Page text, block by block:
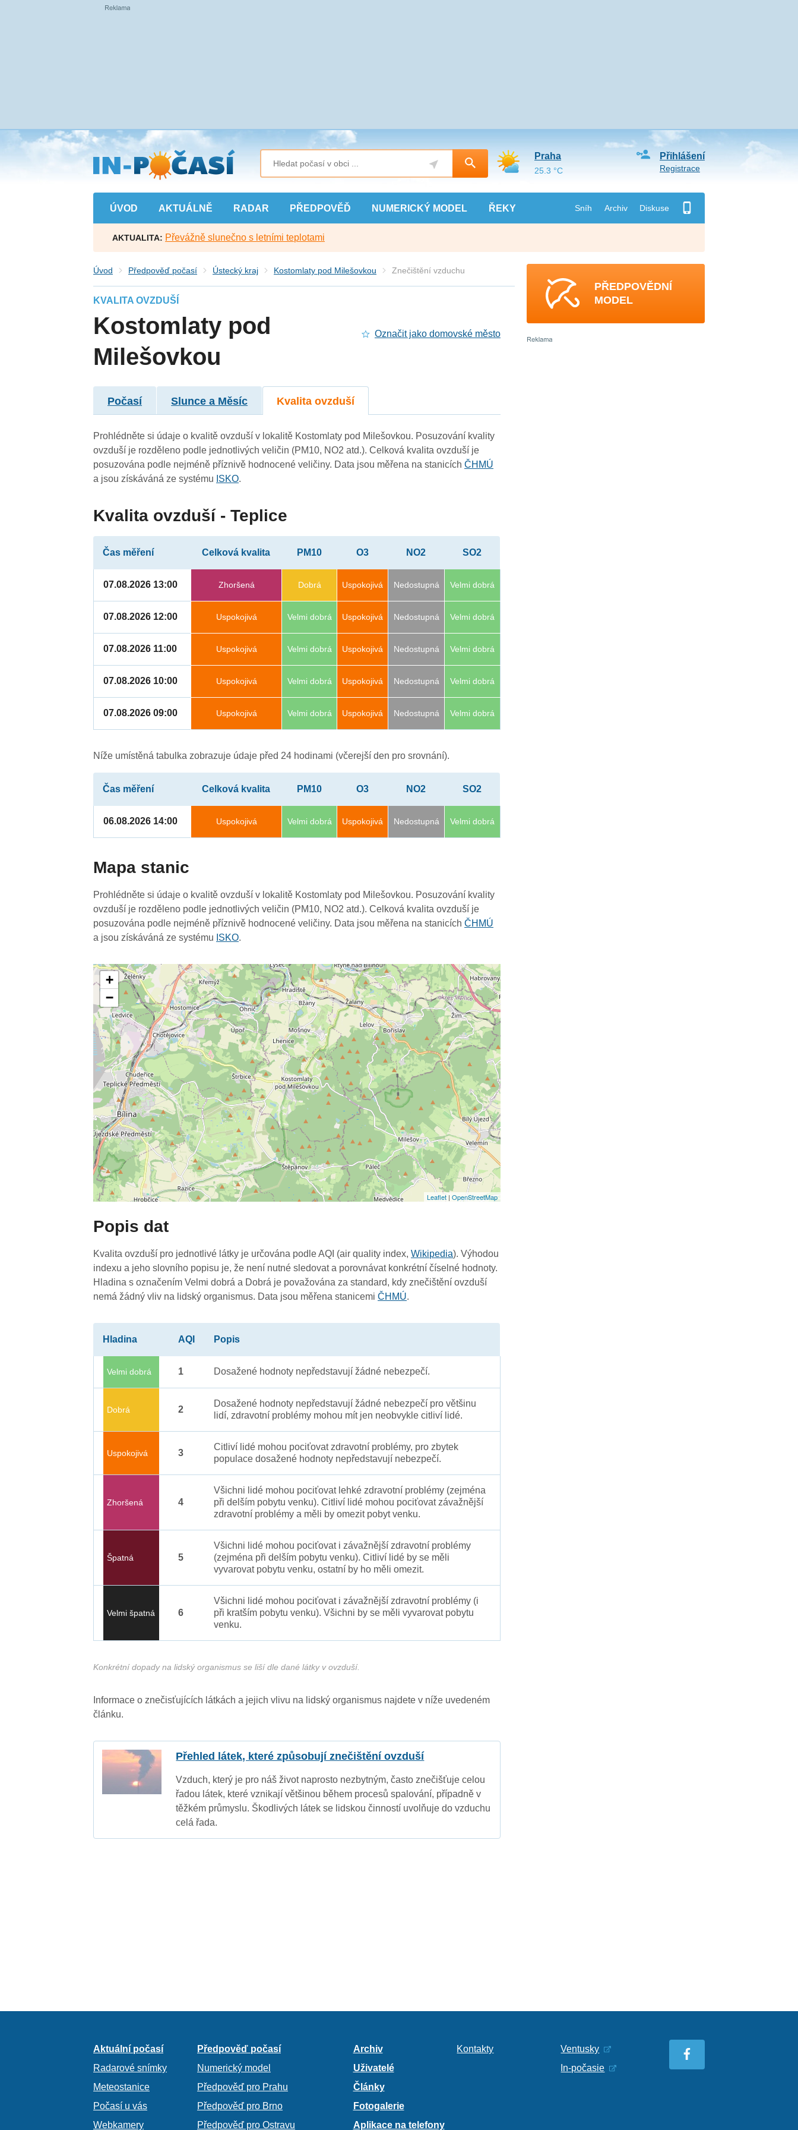
Přejít
na
hlavní
obsah
ÚVOD AKTUÁLNĚ RADAR PŘEDPOVĚĎ NUMERICKÝ MODEL ŘEKY Sníh Archiv Diskuse
Přihlášení
Registrace
Praha
25.3 °C
AKTUALITA: Převážně slunečno s letními teplotami
Úvod Předpověď počasí Ústecký kraj Kostomlaty pod Milešovkou Znečištění vzduchu
KVALITA OVZDUŠÍ
Kostomlaty pod
Milešovkou
Označit jako domovské město
Počasí Slunce a Měsíc Kvalita ovzduší
Prohlédněte si údaje o kvalitě ovzduší v lokalitě Kostomlaty pod Milešovkou. Posuzování kvality
ovzduší je rozděleno podle jednotlivých veličin (PM10, NO2 atd.). Celková kvalita ovzduší je
posuzována podle nejméně příznivě hodnocené veličiny. Data jsou měřena na stanicíchČHMÚ
a jsou získáváná ze systému ISKO.
Kvalita ovzduší - Teplice
Čas měření Celková kvalita PM10 O3 NO2 SO2
07.08.2026 13:00 Zhoršená Dobrá Uspokojivá Nedostupná Velmi dobrá
07.08.2026 12:00 Uspokojivá Velmi dobrá Uspokojivá Nedostupná Velmi dobrá
07.08.2026 11:00 Uspokojivá Velmi dobrá Uspokojivá Nedostupná Velmi dobrá
07.08.2026 10:00 Uspokojivá Velmi dobrá Uspokojivá Nedostupná Velmi dobrá
07.08.2026 09:00 Uspokojivá Velmi dobrá Uspokojivá Nedostupná Velmi dobrá
Níže umístěná tabulka zobrazuje údaje před 24 hodinami (včerejší den pro srovnání).
Čas měření Celková kvalita PM10 O3 NO2 SO2
06.08.2026 14:00 Uspokojivá Velmi dobrá Uspokojivá Nedostupná Velmi dobrá
Mapa stanic
Prohlédněte si údaje o kvalitě ovzduší v lokalitě Kostomlaty pod Milešovkou. Posuzování kvality
ovzduší je rozděleno podle jednotlivých veličin (PM10, NO2 atd.). Celková kvalita ovzduší je
posuzována podle nejméně příznivě hodnocené veličiny. Data jsou měřena na stanicíchČHMÚ
a jsou získáváná ze systému ISKO.
+
−
Leaflet| OpenStreetMap
Popis dat
Kvalita ovzduší pro jednotlivé látky je určována podle AQI (air quality index,Wikipedia). Výhodou
indexu a jeho slovního popisu je, že není nutné sledovat a porovnávat konkrétní číselné hodnoty.
Hladina s označením Velmi dobrá a Dobrá je považována za standard, kdy znečištění ovzduší
nemá žádný vliv na lidský organismus. Data jsou měřena stanicemiČHMÚ.
Hladina AQI Popis
Velmi dobrá 1 Dosažené hodnoty nepředstavují žádné nebezpečí.
Dobrá 2
Dosažené hodnoty nepředstavují žádné nebezpečí pro většinu
lidí, zdravotní problémy mohou mít jen neobvykle citliví lidé.
Uspokojivá 3
Citliví lidé mohou pociťovat zdravotní problémy, pro zbytek
populace dosažené hodnoty nepředstavují nebezpečí.
Zhoršená 4
Všichni lidé mohou pociťovat lehké zdravotní problémy (zejména
při delším pobytu venku). Citliví lidé mohou pociťovat závažnější
zdravotní problémy a měli by omezit pobyt venku.
Špatná 5
Všichni lidé mohou pociťovat i závažnější zdravotní problémy
(zejména při delším pobytu venku). Citliví lidé by se měli
vyvarovat pobytu venku, ostatní by ho měli omezit.
Velmi špatná 6
Všichni lidé mohou pociťovat i závažnější zdravotní problémy (i
při kratším pobytu venku). Všichni by se měli vyvarovat pobytu
venku.
Konkrétní dopady na lidský organismus se liší dle dané látky v ovzduší.
Informace o znečisťujících látkách a jejich vlivu na lidský organismus najdete v níže uvedeném
článku.
Přehled látek, které způsobují znečištění ovzduší
Vzduch, který je pro náš život naprosto nezbytným, často znečišťuje celou
řadou látek, které vznikají většinou během procesů spalování, případně v
těžkém průmyslu. Škodlivých látek se lidskou činností uvolňuje do vzduchu
celá řada.
PŘEDPOVĚDNÍ
MODEL
Aktuální počasí
Radarové snímky
Meteostanice
Počasí u vás
Webkamery
Předpověď počasí
Numerický model
Předpověď pro Prahu
Předpověď pro Brno
Předpověď pro Ostravu
Archiv
Uživatelé
Články
Fotogalerie
Aplikace na telefony
Kontakty
Ventusky
In-počasie